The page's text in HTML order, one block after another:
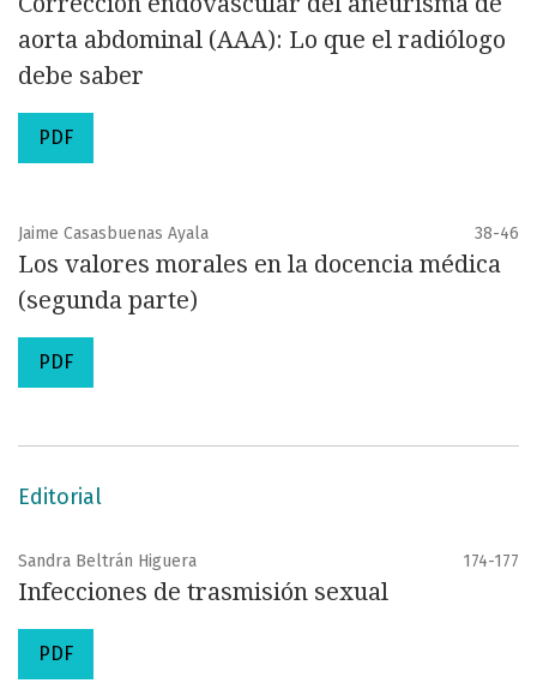
aorta abdominal (AAA): Lo que el radiólogo
debe saber
PDF
Jaime Casasbuenas Ayala 38-46
Los valores morales en la docencia médica
(segunda parte)
PDF
Editorial
Sandra Beltrán Higuera 174-177
Infecciones de trasmisión sexual
PDF